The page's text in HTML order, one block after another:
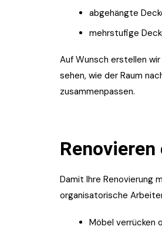
abgehängte
mehrstufige
Auf Wunsch erstellen
sehen, wie der Raum
zusammenpassen.
Damit Ihre Renovierung
organisatorische
Möbel verrücken